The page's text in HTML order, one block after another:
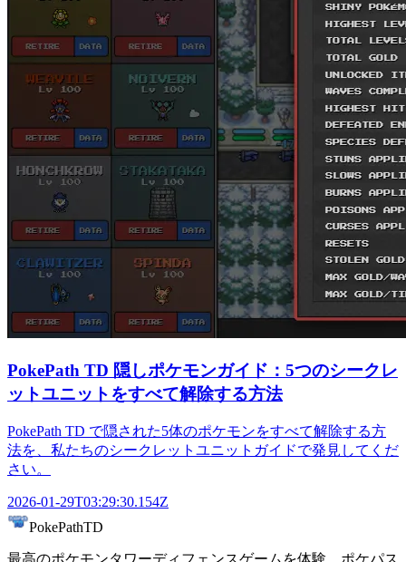
PokePath TD 隠しポケモンガイド：5つのシークレ
ットユニットをすべて解除する方法
PokePath TD で隠された5体のポケモンをすべて解除する方
法を、私たちのシークレットユニットガイドで発見してくだ
さい。
2026-01-29T03:29:30.154Z
PokePathTD